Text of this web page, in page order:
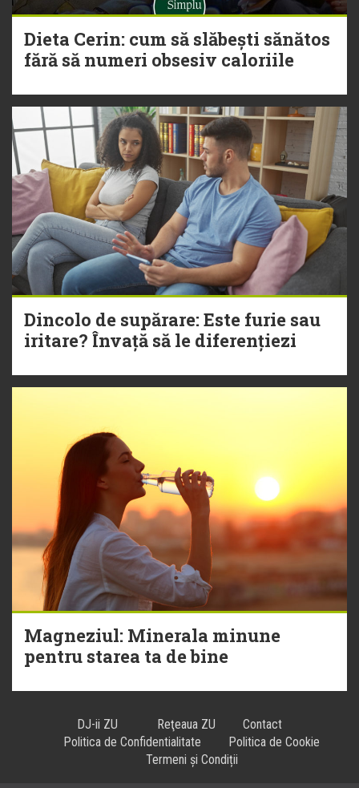
Dieta Cerin: cum să slăbești sănătos
fără să numeri obsesiv caloriile
Dincolo de supărare: Este furie sau
iritare? Învață să le diferențiezi
Magneziul: Minerala minune
pentru starea ta de bine
DJ-ii ZU Reţeaua ZU
Contact
Politica de Confidentialitate
Politica de Cookie
Termeni și Condiții